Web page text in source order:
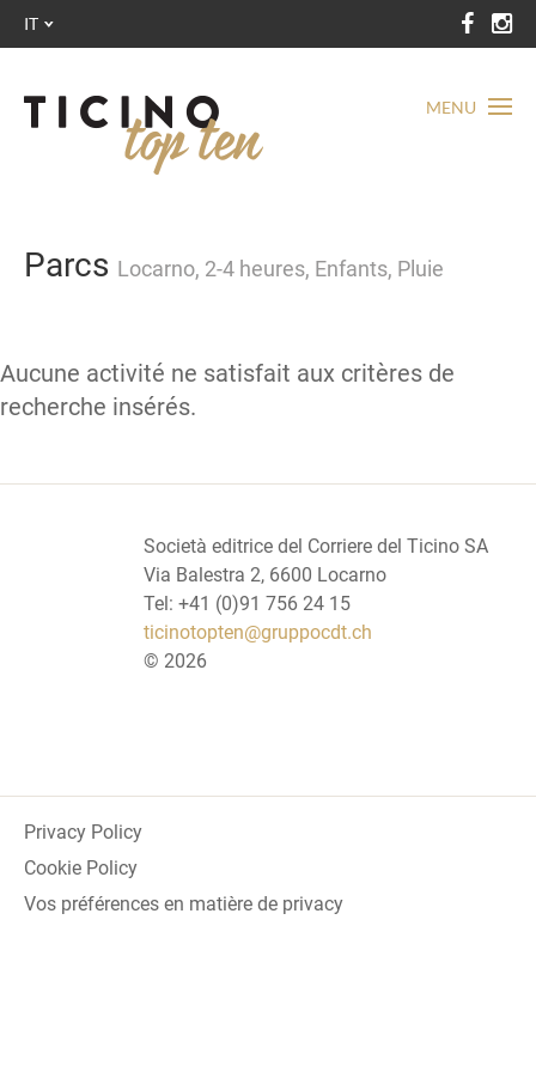
MENU
IT
Parcs Locarno, 2-4 heures, Enfants, Pluie
Aucune activité ne satisfait aux critères de
recherche insérés.
Società editrice del Corriere del Ticino SA
Via Balestra 2, 6600 Locarno
Tel: +41 (0)91 756 24 15
ticinotopten@gruppocdt.ch
© 2026
Privacy Policy
Cookie Policy
Vos préférences en matière de privacy